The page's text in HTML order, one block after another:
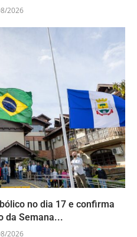
2026
no dia 17 e confirma
da Semana...
2026